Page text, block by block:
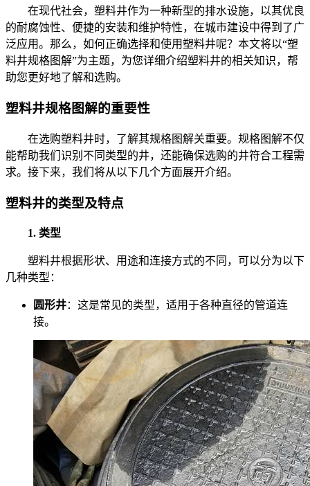
在现代社会，塑料井作为一种新型的排水设施，以其优良
的耐腐蚀性、便捷的安装和维护特性，在城市建设中得到了广
泛应用。那么，如何正确选择和使用塑料井呢？本文将以“塑
料井规格图解”为主题，为您详细介绍塑料井的相关知识，帮
助您更好地了解和选购。
塑料井规格图解的重要性
在选购塑料井时，了解其规格图解关重要。规格图解不仅
能帮助我们识别不同类型的井，还能确保选购的井符合工程需
求。接下来，我们将从以下几个方面展开介绍。
塑料井的类型及特点
1. 类型
塑料井根据形状、用途和连接方式的不同，可以分为以下
几种类型：
圆形井：这是常见的类型，适用于各种直径的管道连
接。